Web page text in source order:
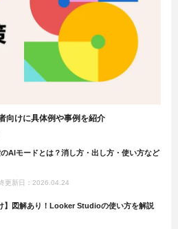
向けに具体例や事例を紹介
AIモードとは？消し方・出し方・使い方など
更新日：2026.04.24
】図解あり！Looker Studioの使い方を解説